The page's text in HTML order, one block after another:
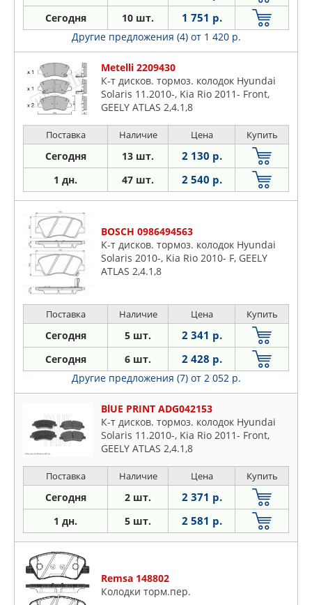
Сегодня 10 шт. 1 751 р.
Другие предложения (4) от 1 420 р.
Metelli 2209430
К-т дисков. тормоз. колодок Hyundai
Solaris 11.2010-, Kia Rio 2011- Front,
GEELY ATLAS 2,4.1,8
Поставка Наличие Цена Купить
Сегодня 13 шт. 2 130 р.
1 дн. 47 шт. 2 540 р.
BOSCH 0986494563
К-т дисков. тормоз. колодок Hyundai
Solaris 2010-, Kia Rio 2010- F, GEELY
ATLAS 2,4.1,8
Поставка Наличие Цена Купить
Сегодня 5 шт. 2 341 р.
Сегодня 6 шт. 2 428 р.
Другие предложения (7) от 2 052 р.
BlUE PRINT ADG042153
К-т дисков. тормоз. колодок Hyundai
Solaris 11.2010-, Kia Rio 2011- Front,
GEELY ATLAS 2,4.1,8
Поставка Наличие Цена Купить
Сегодня 2 шт. 2 371 р.
1 дн. 5 шт. 2 581 р.
Remsa 148802
Колодки торм.пер.